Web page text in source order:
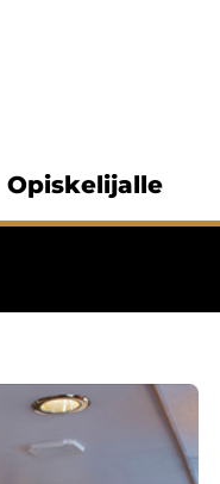
Opiskelijalle